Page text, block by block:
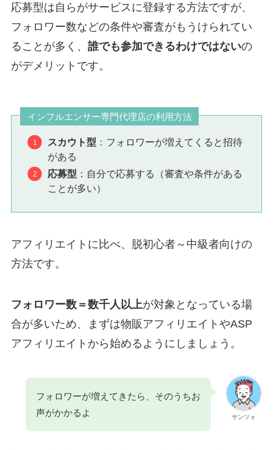
応募型は自らがサービスに登録する方法ですが、
フォロワー数などの条件や審査がもうけられてい
ることが多く、 誰でも参加できるわけではないの
がデメリットです。
インフルエンサー専門代理店の利用方法
スカウト型 ：フォロワーが増えてくると招待
がある
応募型 ：自分で応募する（審査や条件がある
ことが多い）
アフィリエイトに比べ、脱初心者～中級者向けの
方法です。
フォロワー数＝数千人以上が対象となっている場
合が多いため、まずは物販アフィリエイトやASP
アフィリエイトから始めるようにしましょう。
サンツォ
フォロワーが増えてきたら、そのうちお
声がかかるよ